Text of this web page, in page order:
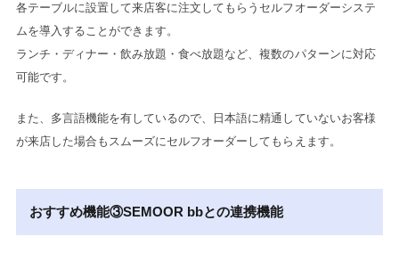
各テーブルに設置して来店客に注文してもらうセルフオーダーシステ
ムを導入することができます。
ランチ・ディナー・飲み放題・食べ放題など、複数のパターンに対応
可能です。
また、多言語機能を有しているので、日本語に精通していないお客様
が来店した場合もスムーズにセルフオーダーしてもらえます。
おすすめ機能③SEMOOR bbとの連携機能